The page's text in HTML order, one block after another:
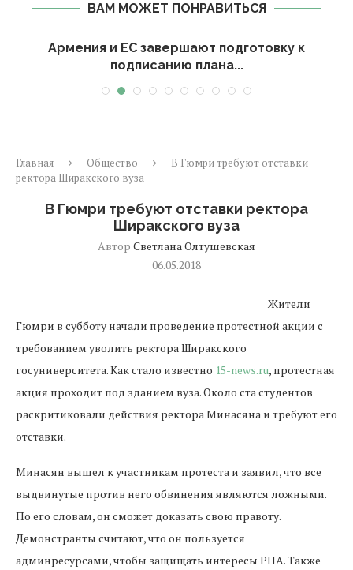
ВАМ МОЖЕТ ПОНРАВИТЬСЯ
Армения и ЕС завершают подготовку к
подписанию плана...
Главная Общество
В Гюмри требуют отставки
ректора Ширакского вуза
В Гюмри требуют отставки ректора
Ширакского вуза
Автор Светлана Олтушевская
06.05.2018
Жители
Гюмри в субботу начали проведение протестной акции с
требованием уволить ректора Ширакского
госуниверситета. Как стало известно 15-news.ru, протестная
акция проходит под зданием вуза. Около ста студентов
раскритиковали действия ректора Минасяна и требуют его
отставки.
Минасян вышел к участникам протеста и заявил, что все
выдвинутые против него обвинения являются ложными.
По его словам, он сможет доказать свою правоту.
Демонстранты считают, что он пользуется
админресурсами, чтобы защищать интересы РПА. Также